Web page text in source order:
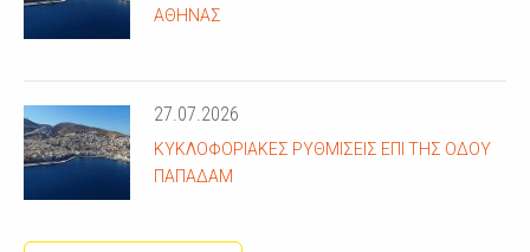
ΑΘΗΝΆΣ
27.07.2026
ΚΥΚΛΟΦΟΡΙΑΚΈΣ ΡΥΘΜΊΣΕΙΣ ΕΠΊ ΤΗΣ ΟΔΟΎ
ΠΑΠΑΔΆΜ